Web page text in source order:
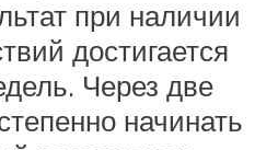
при наличии
достигается
Через две
начинать